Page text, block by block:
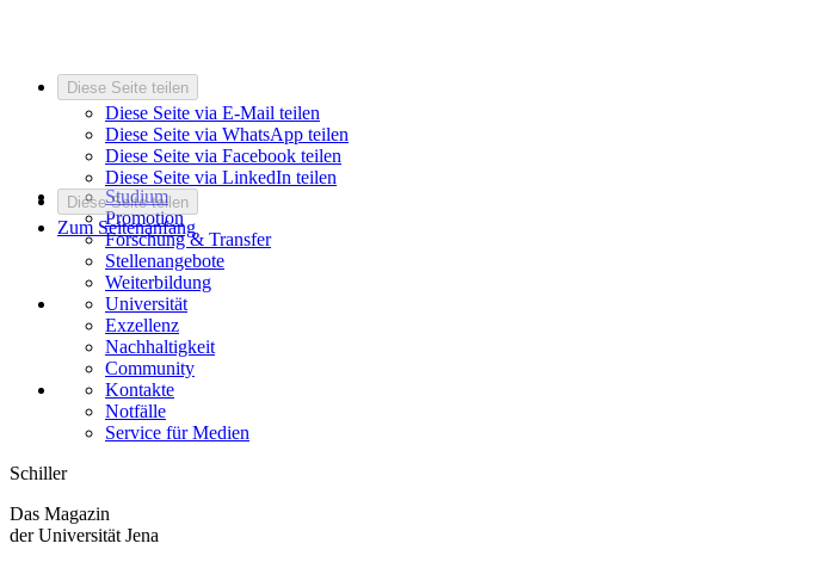
Diese Seite teilen
Diese Seite via E-Mail teilen
Diese Seite via WhatsApp teilen
Diese Seite via Facebook teilen
Diese Seite via LinkedIn teilen
Diese Seite teilen
Zum Seitenanfang
Studium
Promotion
Forschung & Transfer
Stellenangebote
Weiterbildung
Universität
Exzellenz
Nachhaltigkeit
Community
Kontakte
Notfälle
Service für Medien
Schiller
Das Magazin
der Universität Jena